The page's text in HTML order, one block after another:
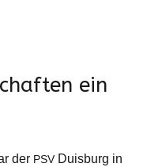
ein
der PSV Duis­burg in